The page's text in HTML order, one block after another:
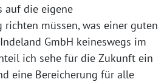
auf die eigene
müssen, was einer guten
GmbH keineswegs im
ich sehe für die Zukunft ein
eine Bereicherung für alle